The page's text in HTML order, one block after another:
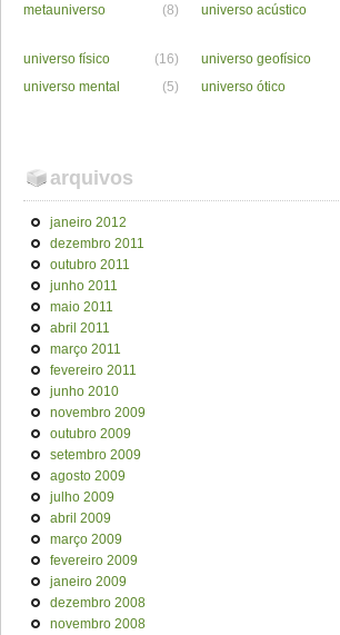
metauniverso (8) universo acústico
universo físico (16) universo geofísico
universo mental
(5) universo ótico
arquivos
janeiro 2012
dezembro 2011
outubro 2011
junho 2011
maio 2011
abril 2011
março 2011
fevereiro 2011
junho 2010
novembro 2009
outubro 2009
setembro 2009
agosto 2009
julho 2009
abril 2009
março 2009
fevereiro 2009
janeiro 2009
dezembro 2008
novembro 2008